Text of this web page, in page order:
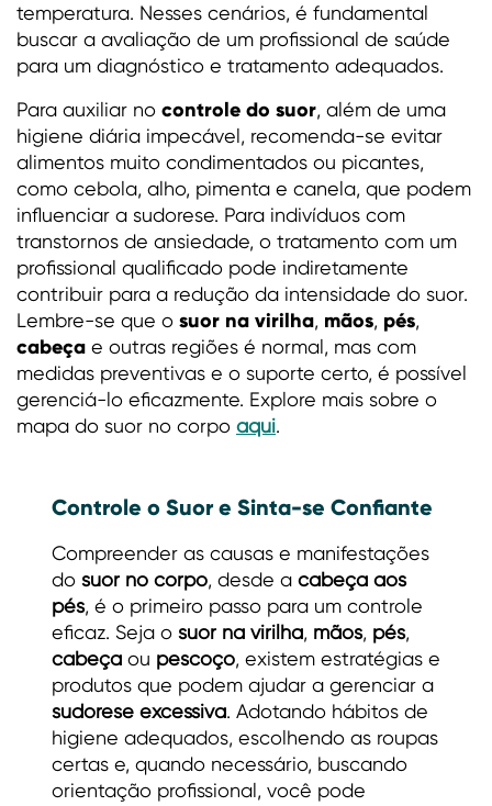
temperatura. Nesses cenários, é fundamental
buscar a avaliação de um profissional de saúde
para um diagnóstico e tratamento adequados.
Para auxiliar no controle do suor, além de uma
higiene diária impecável, recomenda-se evitar
alimentos muito condimentados ou picantes,
como cebola, alho, pimenta e canela, que podem
influenciar a sudorese. Para indivíduos com
transtornos de ansiedade, o tratamento com um
profissional qualificado pode indiretamente
contribuir para a redução da intensidade do suor.
Lembre-se que o suor na virilha, mãos, pés,
cabeça e outras regiões é normal, mas com
medidas preventivas e o suporte certo, é possível
gerenciá-lo eficazmente. Explore mais sobre o
mapa do suor no corpo aqui.
Controle o Suor e Sinta-se Confiante
Compreender as causas e manifestações
do suor no corpo, desde a cabeça aos
pés, é o primeiro passo para um controle
eficaz. Seja o suor na virilha, mãos, pés,
cabeça ou pescoço, existem estratégias e
produtos que podem ajudar a gerenciar a
sudorese excessiva. Adotando hábitos de
higiene adequados, escolhendo as roupas
certas e, quando necessário, buscando
orientação profissional, você pode